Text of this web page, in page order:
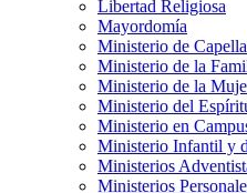
Libertad Religiosa
Mayordomía
Ministerio de
Ministerio de la
Ministerio de la
Ministerio del
Ministerio en
Ministerio Infantil y
Ministerios
Ministerios